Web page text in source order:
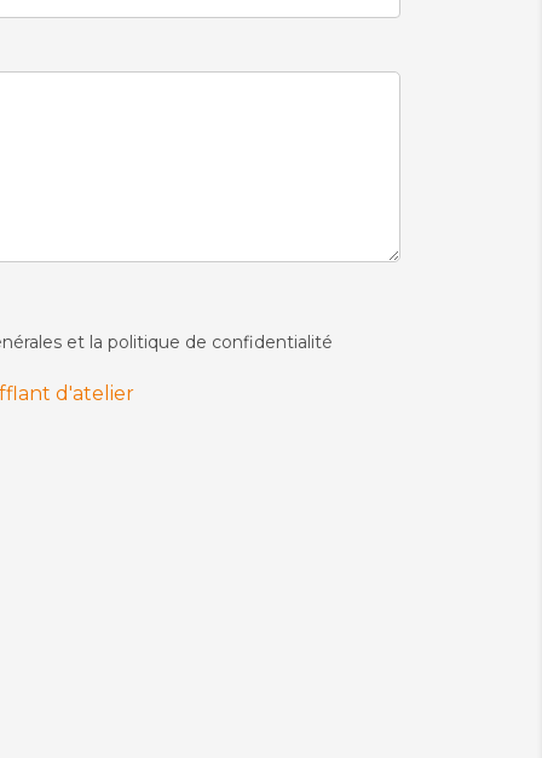
et la politique de confidentialité
d'atelier